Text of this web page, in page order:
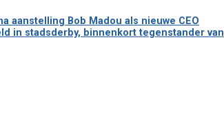
aanstelling Bob Madou als nieuwe CEO
in stadsderby, binnenkort tegenstander van